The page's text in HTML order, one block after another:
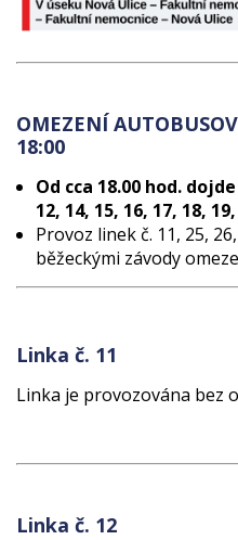
OMEZENÍ
18:00
Od cca 18.00 hod.
12, 14, 15, 16, 17, 18,
Provoz linek č. 11, 25,
běžeckými závody
Linka č. 11
Linka je provozována bez
Linka č. 12